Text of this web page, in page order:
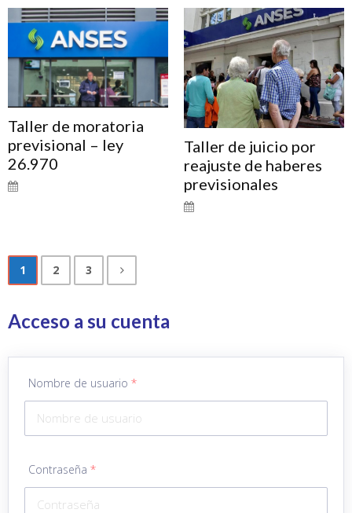
Taller de moratoria
previsional – ley
26.970
Taller de juicio por
reajuste de haberes
previsionales
1 2 3
Acceso a su cuenta
Nombre de usuario *
Contraseña *